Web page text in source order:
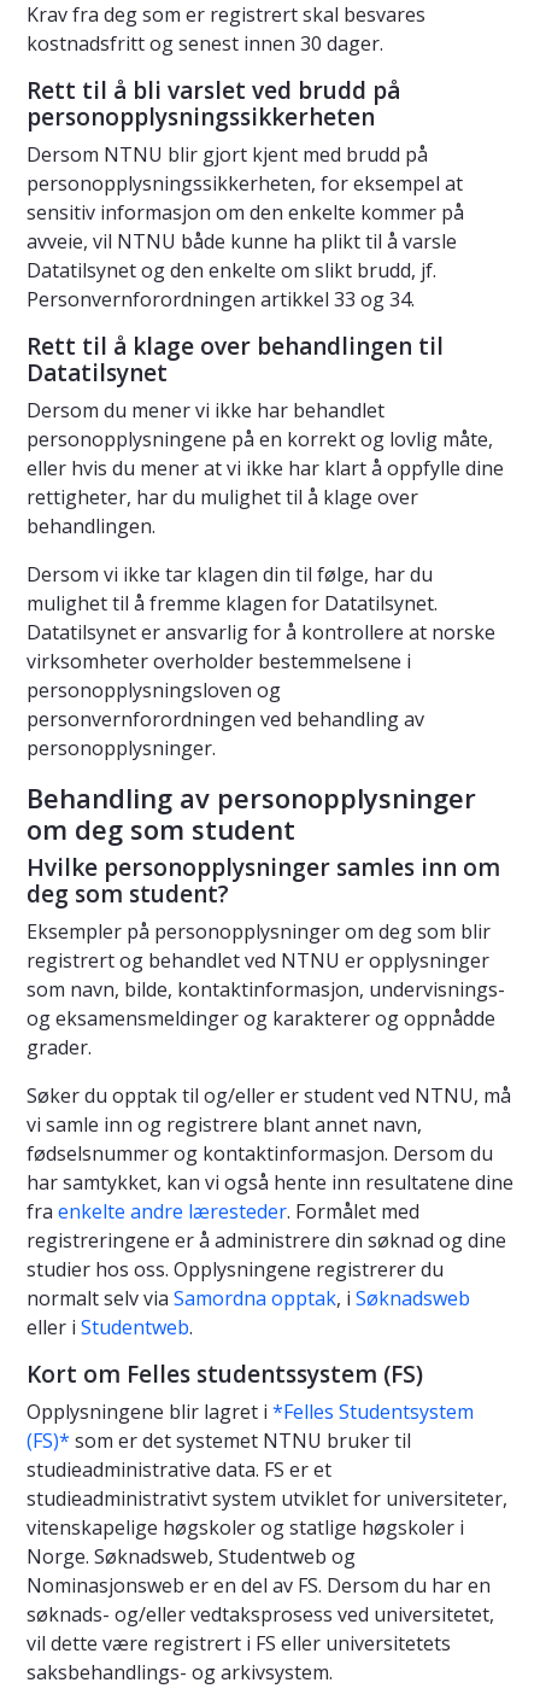
Krav fra deg som er registrert skal besvares
kostnadsfritt og senest innen 30 dager.
Rett til å bli varslet ved brudd på
personopplysningssikkerheten
Dersom NTNU blir gjort kjent med brudd på
personopplysningssikkerheten, for eksempel at
sensitiv informasjon om den enkelte kommer på
avveie, vil NTNU både kunne ha plikt til å varsle
Datatilsynet og den enkelte om slikt brudd, jf.
Personvernforordningen artikkel 33 og 34.
Rett til å klage over behandlingen til
Datatilsynet
Dersom du mener vi ikke har behandlet
personopplysningene på en korrekt og lovlig måte,
eller hvis du mener at vi ikke har klart å oppfylle dine
rettigheter, har du mulighet til å klage over
behandlingen.
Dersom vi ikke tar klagen din til følge, har du
mulighet til å fremme klagen for Datatilsynet.
Datatilsynet er ansvarlig for å kontrollere at norske
virksomheter overholder bestemmelsene i
personopplysningsloven og
personvernforordningen ved behandling av
personopplysninger.
Behandling av personopplysninger
om deg som student
Hvilke personopplysninger samles inn om
deg som student?
Eksempler på personopplysninger om deg som blir
registrert og behandlet ved NTNU er opplysninger
som navn, bilde, kontaktinformasjon, undervisnings-
og eksamensmeldinger og karakterer og oppnådde
grader.
Søker du opptak til og/eller er student ved NTNU, må
vi samle inn og registrere blant annet navn,
fødselsnummer og kontaktinformasjon. Dersom du
har samtykket, kan vi også hente inn resultatene dine
fra enkelte andre læresteder. Formålet med
registreringene er å administrere din søknad og dine
studier hos oss. Opplysningene registrerer du
normalt selv via Samordna opptak, i Søknadsweb
eller i Studentweb.
Kort om Felles studentssystem (FS)
Opplysningene blir lagret i *Felles Studentsystem
(FS)* som er det systemet NTNU bruker til
studieadministrative data. FS er et
studieadministrativt system utviklet for universiteter,
vitenskapelige høgskoler og statlige høgskoler i
Norge. Søknadsweb, Studentweb og
Nominasjonsweb er en del av FS. Dersom du har en
søknads- og/eller vedtaksprosess ved universitetet,
vil dette være registrert i FS eller universitetets
saksbehandlings- og arkivsystem.